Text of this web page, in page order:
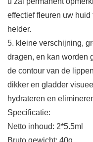
effectief fleuren uw
helder.
5. kleine verschijning,
dragen, en kan worden
de contour van de
dikker en gladder
hydrateren en
Specificatie:
Netto inhoud: 2*5.5ml